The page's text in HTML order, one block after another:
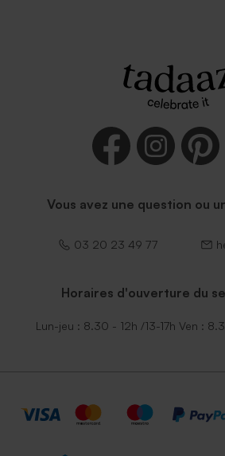
Vous avez une question ou
03 20 23 49 77
Horaires d'ouverture du
Lun-jeu : 8.30 - 12h /13-17h Ven :